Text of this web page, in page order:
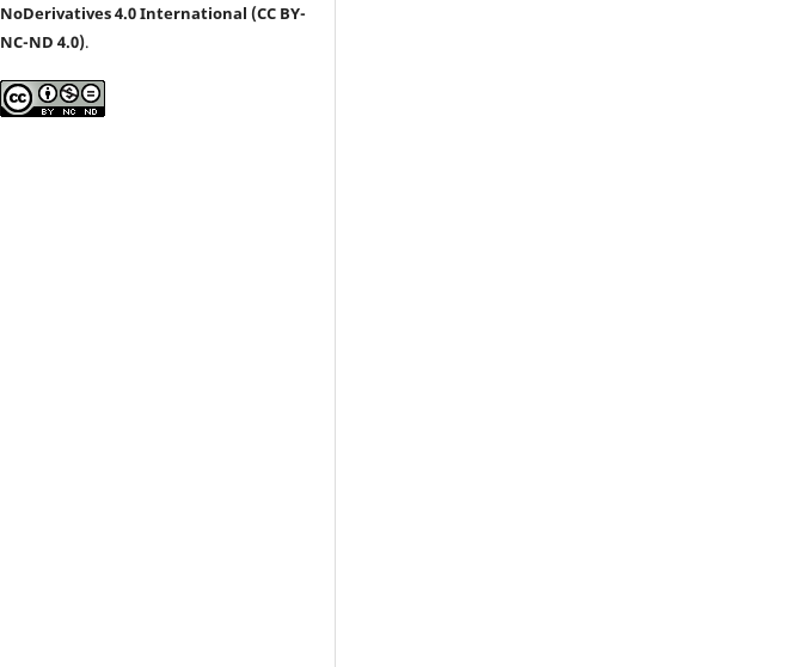
NoDerivatives 4.0 International (CC BY-
NC-ND 4.0).